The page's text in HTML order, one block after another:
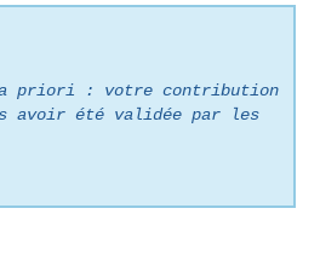
a priori : votre contribution
avoir été validée par les